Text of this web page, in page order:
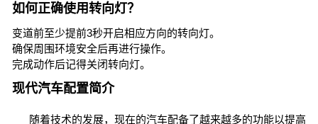
如何正确使用转向灯？
变道前至少提前3秒开启相应方向的转向灯。
确保周围环境安全后再进行操作。
完成动作后记得关闭转向灯。
现代汽车配置简介
随着技术的发展，现在的汽车配备了越来越多的功能以提高